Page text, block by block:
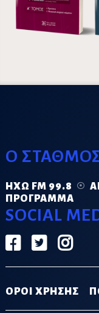
Ο
ΗΧΏ FM 99.8
ΠΡΌΓΡΑΜΜΑ
SOCIAL
ΟΡΟΙ ΧΡΗΣΗΣ